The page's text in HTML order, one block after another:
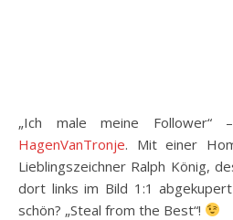
„Ich male meine Follower“
HagenVanTronje. Mit einer
Lieblingszeichner Ralph König,
dort links im Bild 1:1
schön? „Steal from the Best“!